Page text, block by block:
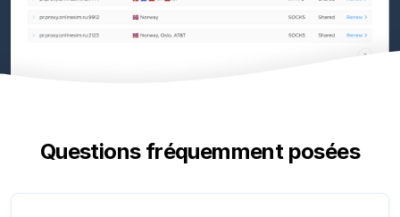
Questions fréquemment posées